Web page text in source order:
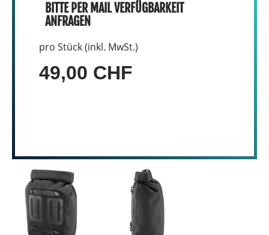
BITTE PER MAIL VERFÜGBARKEIT
ANFRAGEN
pro Stück (inkl. MwSt.)
49,00 CHF